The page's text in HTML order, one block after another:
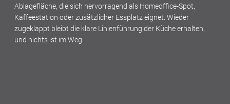
Ablagefläche, die sich hervorragend als Homeoffice-Spot,
Kaffeestation oder zusätzlicher Essplatz eignet. Wieder
zugeklappt bleibt die klare Linienführung der Küche erhalten,
und nichts ist im Weg.